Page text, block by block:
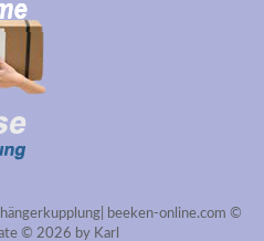
beeken-online.com ©
© 2026 by Karl